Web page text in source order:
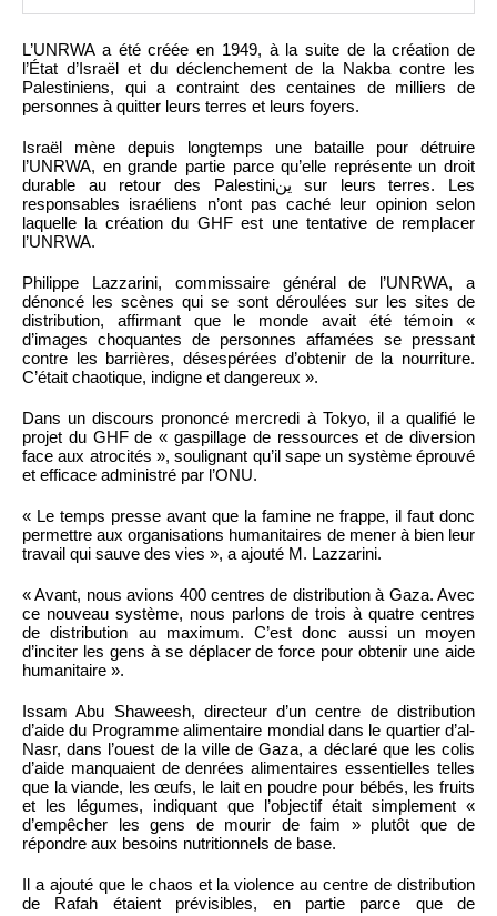
L’UNRWA a été créée en 1949, à la suite de la création de
l’État d’Israël et du déclenchement de la Nakba contre les
Palestiniens, qui a contraint des centaines de milliers de
personnes à quitter leurs terres et leurs foyers.
Israël mène depuis longtemps une bataille pour détruire
l’UNRWA, en grande partie parce qu’elle représente un droit
durable au retour des Palestiniين sur leurs terres. Les
responsables israéliens n’ont pas caché leur opinion selon
laquelle la création du GHF est une tentative de remplacer
l’UNRWA.
Philippe Lazzarini, commissaire général de l’UNRWA, a
dénoncé les scènes qui se sont déroulées sur les sites de
distribution, affirmant que le monde avait été témoin «
d’images choquantes de personnes affamées se pressant
contre les barrières, désespérées d’obtenir de la nourriture.
C’était chaotique, indigne et dangereux ».
Dans un discours prononcé mercredi à Tokyo, il a qualifié le
projet du GHF de « gaspillage de ressources et de diversion
face aux atrocités », soulignant qu’il sape un système éprouvé
et efficace administré par l’ONU.
« Le temps presse avant que la famine ne frappe, il faut donc
permettre aux organisations humanitaires de mener à bien leur
travail qui sauve des vies », a ajouté M. Lazzarini.
« Avant, nous avions 400 centres de distribution à Gaza. Avec
ce nouveau système, nous parlons de trois à quatre centres
de distribution au maximum. C’est donc aussi un moyen
d’inciter les gens à se déplacer de force pour obtenir une aide
humanitaire ».
Issam Abu Shaweesh, directeur d’un centre de distribution
d’aide du Programme alimentaire mondial dans le quartier d’al-
Nasr, dans l’ouest de la ville de Gaza, a déclaré que les colis
d’aide manquaient de denrées alimentaires essentielles telles
que la viande, les œufs, le lait en poudre pour bébés, les fruits
et les légumes, indiquant que l’objectif était simplement «
d’empêcher les gens de mourir de faim » plutôt que de
répondre aux besoins nutritionnels de base.
Il a ajouté que le chaos et la violence au centre de distribution
de Rafah étaient prévisibles, en partie parce que de